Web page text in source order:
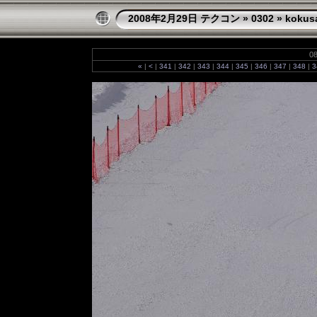
2008年2月29日 テクコン » 0302 »
« | < | 341 | 342 | 343 | 344 | 345 | 346 | 347 | 348 |